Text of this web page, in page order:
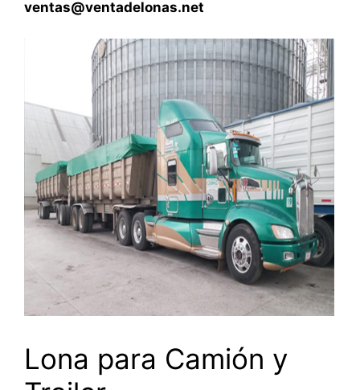
ventas@ventadelonas.net
Lona para Camión y